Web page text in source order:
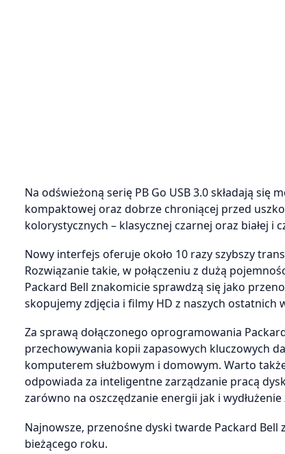
Na odświeżoną serię PB Go USB 3.0 składają się
kompaktowej oraz dobrze chroniącej przed
kolorystycznych – klasycznej czarnej oraz białej i
Nowy interfejs oferuje około 10 razy szybszy
Rozwiązanie takie, w połączeniu z dużą
Packard Bell znakomicie sprawdzą się jako
skopujemy zdjęcia i filmy HD z naszych
Za sprawą dołączonego oprogramowania
przechowywania kopii zapasowych kluczowych
komputerem służbowym i domowym. Warto
odpowiada za inteligentne zarządzanie pracą
zarówno na oszczędzanie energii jak i
Najnowsze, przenośne dyski twarde Packard Bell
bieżącego roku.